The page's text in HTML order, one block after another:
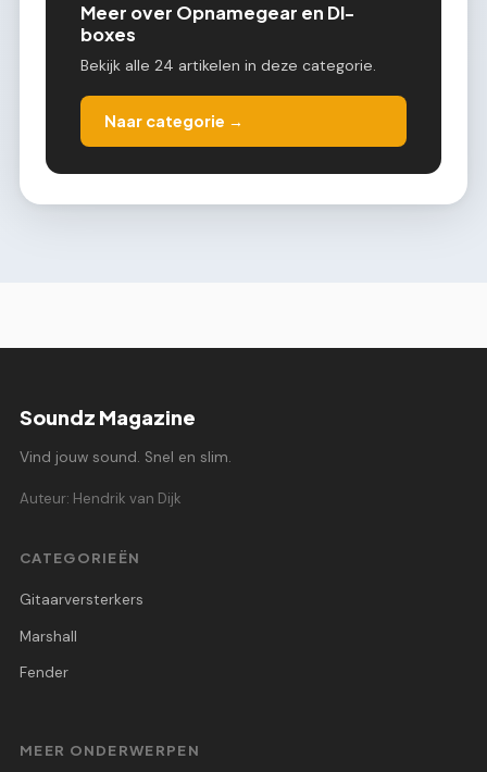
Meer over Opnamegear en DI-
boxes
Bekijk alle 24 artikelen in deze categorie.
Naar categorie →
Soundz Magazine
Vind jouw sound. Snel en slim.
Auteur: Hendrik van Dijk
CATEGORIEËN
Gitaarversterkers
Marshall
Fender
MEER ONDERWERPEN